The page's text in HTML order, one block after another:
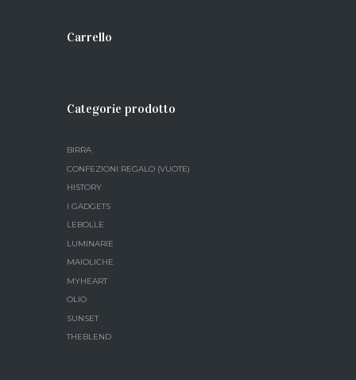
Carrello
Categorie prodotto
BIRRA
CONFEZIONI REGALO (VUOTE)
HISTORY
I GADGETS
LEBOLLE
LUMINARIE
MAIOLICHE
MYHEART
OLIO
SUNSET
THEBLEND